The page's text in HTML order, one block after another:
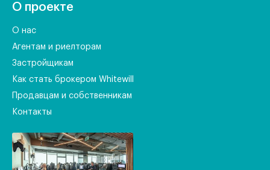
О проекте
О нас
Агентам и риелторам
Застройщикам
Как стать брокером Whitewill
Продавцам и собственникам
Контакты